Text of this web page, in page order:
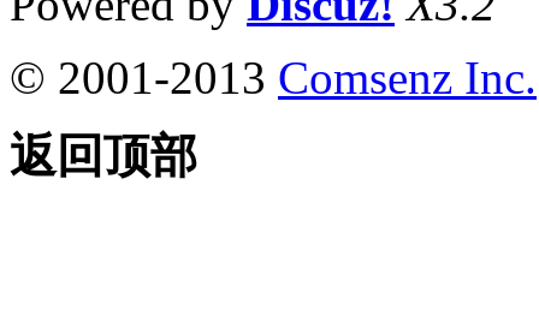
© 2001-2013 Comsenz Inc.
返回顶部